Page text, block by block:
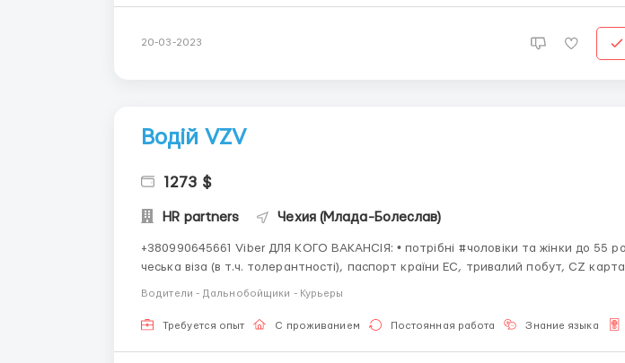
20-03-2023
Водій VZV
1273 $
HR partners Чехия (Млада-Болеслав)
+380990645661 Viber ДЛЯ КОГО ВАКАНСІЯ: • потрібні #чоловіки та жінки до 55 років • документи:
чеська віза (в т.ч. толерантності), паспорт країни ЕС, тривалий побут, CZ карта • знання мови:
Водители - Дальнобойщики - Курьеры
Требуется опыт С проживанием Постоянная работа Знание языка